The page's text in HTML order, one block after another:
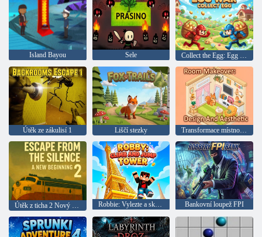
Island Bayou Sele Collect the Egg: Egg War
Útěk ze zákulisí 1 Liščí stezky Transformace místnosti: design a estetika
Robbie: Vylezte a skočte z věže Bankovní loupež FPI